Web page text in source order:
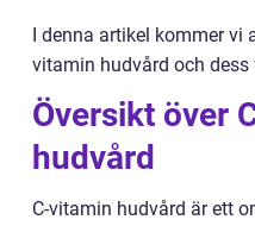
I denna artikel kommer vi
vitamin hudvård och
Översikt över
hudvård
C-vitamin hudvård är ett